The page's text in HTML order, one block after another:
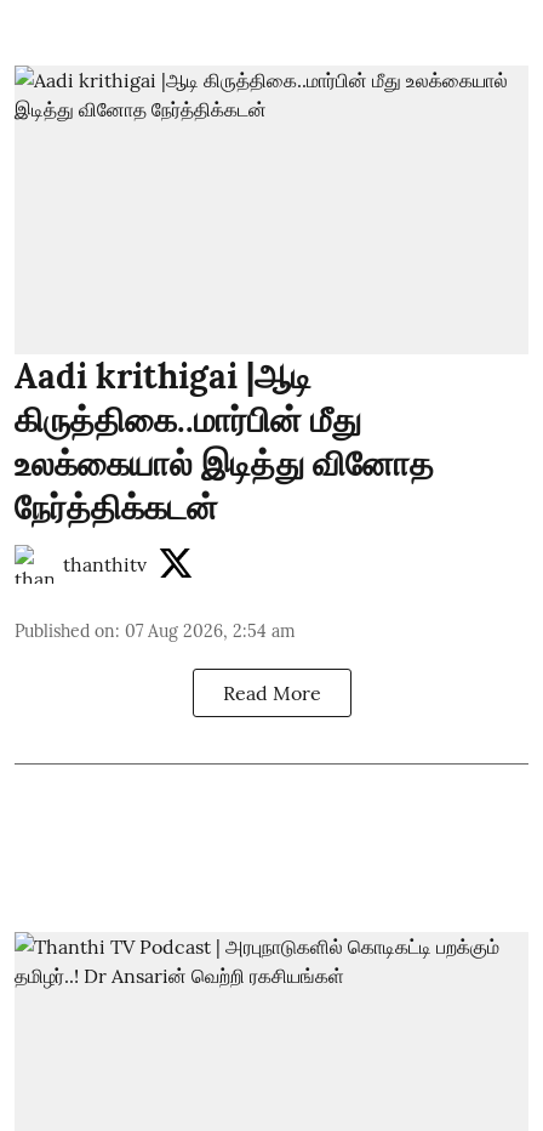
Aadi krithigai |ஆடி
கிருத்திகை..மார்பின் மீது
உலக்கையால் இடித்து வினோத
நேர்த்திக்கடன்
thanthitv
Published on: 07 Aug 2026, 2:54 am
Read More